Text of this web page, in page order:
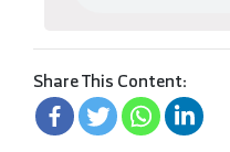
Share This Content: